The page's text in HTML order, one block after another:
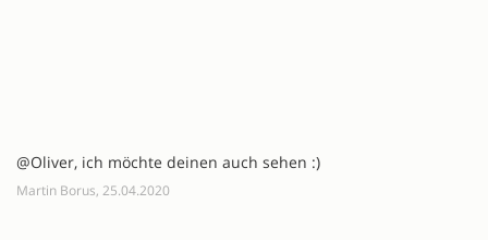
@Oliver, ich möchte deinen auch sehen :)
Martin Borus, 25.04.2020